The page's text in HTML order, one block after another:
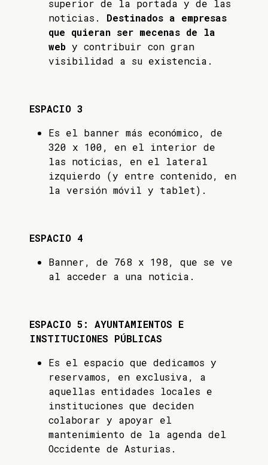
superior de la portada y de las
noticias. Destinados a empresas
que quieran ser mecenas de la
web y contribuir con gran
visibilidad a su existencia.
ESPACIO 3
Es el banner más económico, de
320 x 100, en el interior de
las noticias, en el lateral
izquierdo (y entre contenido, en
la versión móvil y tablet).
ESPACIO 4
Banner, de 768 x 198, que se ve
al acceder a una noticia.
ESPACIO 5: AYUNTAMIENTOS E
INSTITUCIONES PÚBLICAS
Es el espacio que dedicamos y
reservamos, en exclusiva, a
aquellas entidades locales e
instituciones que deciden
colaborar y apoyar el
mantenimiento de la agenda del
Occidente de Asturias.